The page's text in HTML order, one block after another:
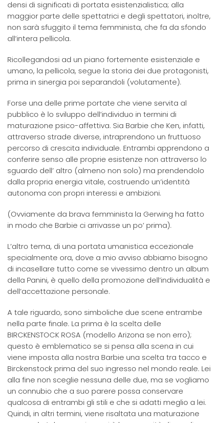
densi di significati di portata esistenzialistica; alla
maggior parte delle spettatrici e degli spettatori, inoltre,
non sarà sfuggito il tema femminista, che fa da sfondo
all’intera pellicola.
Ricollegandosi ad un piano fortemente esistenziale e
umano, la pellicola, segue la storia dei due protagonisti,
prima in sinergia poi separandoli (volutamente).
Forse una delle prime portate che viene servita al
pubblico è lo sviluppo dell’individuo in termini di
maturazione psico-affettiva. Sia Barbie che Ken, infatti,
attraverso strade diverse, intraprendono un fruttuoso
percorso di crescita individuale. Entrambi apprendono a
conferire senso alle proprie esistenze non attraverso lo
sguardo dell’ altro (almeno non solo) ma prendendolo
dalla propria energia vitale, costruendo un’identità
autonoma con propri interessi e ambizioni.
(Ovviamente da brava femminista la Gerwing ha fatto
in modo che Barbie ci arrivasse un po’ prima).
L’altro tema, di una portata umanistica eccezionale
specialmente ora, dove a mio avviso abbiamo bisogno
di incasellare tutto come se vivessimo dentro un album
della Panini, è quello della promozione dell’individualità e
dell’accettazione personale.
A tale riguardo, sono simboliche due scene entrambe
nella parte finale. La prima è la scelta delle
BIRCKENSTOCK ROSA (modello Arizona se non erro);
questo è emblematico se si pensa alla scena in cui
viene imposta alla nostra Barbie una scelta tra tacco e
Birckenstock prima del suo ingresso nel mondo reale. Lei
alla fine non sceglie nessuna delle due, ma se vogliamo
un connubio che a suo parere possa conservare
qualcosa di entrambi gli stili e che si adatti meglio a lei.
Quindi, in altri termini, viene risaltata una maturazione